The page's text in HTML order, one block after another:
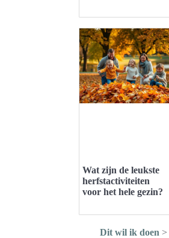
Wat zijn de leukste
herfstactiviteiten
voor het hele gezin?
Dit wil ik doen >